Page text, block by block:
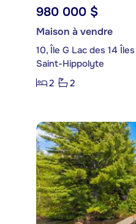
980 000 $
Maison à vendre
10, Île G Lac des 14 Îles
Saint-Hippolyte
2
2